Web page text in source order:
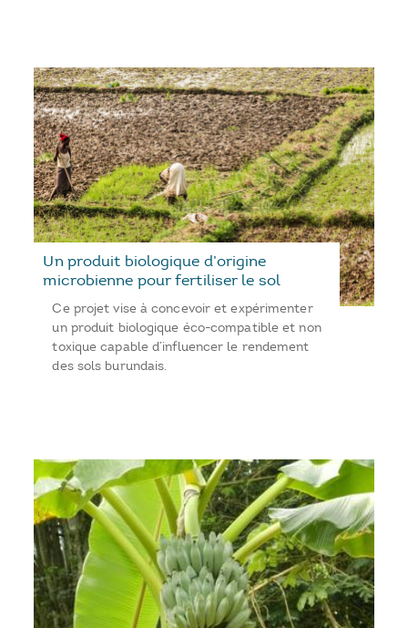
Un produit biologique d’origine
microbienne pour fertiliser le sol
Ce projet vise à concevoir et expérimenter
un produit biologique éco-compatible et non
toxique capable d’influencer le rendement
des sols burundais.